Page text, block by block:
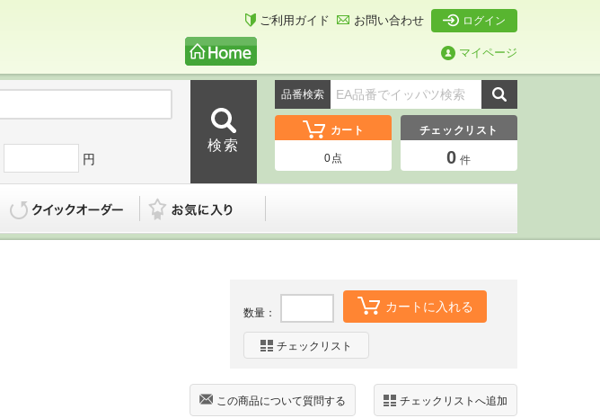
ご利用ガイド お問い合わせ ログイン
マイページ
円
品番検索
カート
0点
チェックリスト
0 件
数量： カートに入れる
チェックリスト
チェックリストへ追加
この商品について質問する